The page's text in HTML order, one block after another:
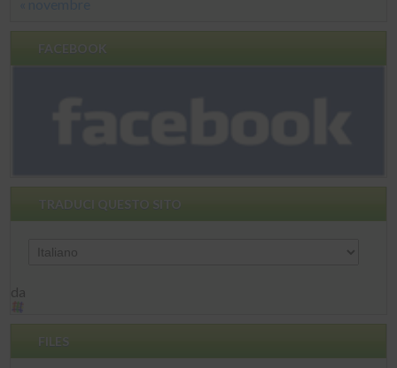
FACEBOOK
TRADUCI QUESTO SITO
da
FILES